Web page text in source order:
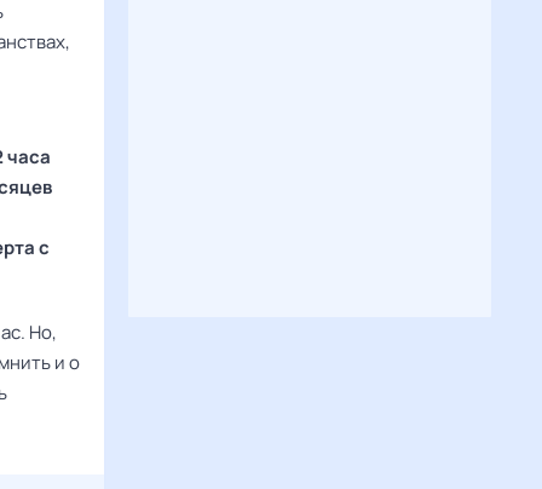
часа
с
Но,
и о